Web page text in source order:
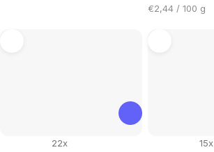
Cijena
€2,44 / 100 g
22x 15x